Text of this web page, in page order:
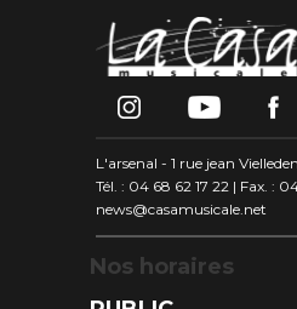
L'arsenal - 1 rue jean
Tél. : 04 68 62 17 22 | Fax. :
news@casamusicale.net
Nos horaires